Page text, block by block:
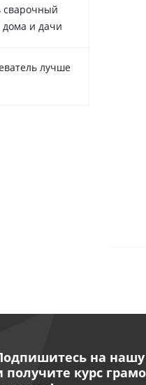
сварочный
дома и дачи
лучше
на нашу
получите курс